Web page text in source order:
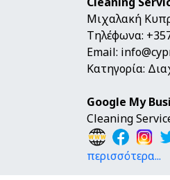
Μιχαλακή
Τηλέφωνα:
Email:
Κατηγορία:
Google My
Cleaning
περισσότερα...